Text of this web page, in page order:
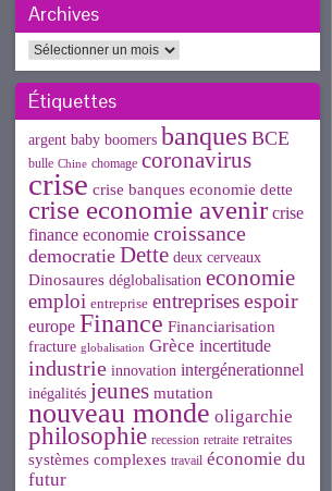
Archives
Archives
Étiquettes
argent baby boomers banques BCE
bulle Chine chomage coronavirus
crise crise banques economie dette
crise economie avenir crise
finance economie croissance
democratie Dette deux cerveaux
Dinosaures déglobalisation economie
emploi entreprise entreprisesespoir
europe Finance Financiarisation
fracture globalisation Grèce incertitude
industrie innovation intergénerationnel
inégalités jeunes mutation
nouveau monde oligarchie
philosophie recession retraite retraites
systèmes complexes travail économie du
futur